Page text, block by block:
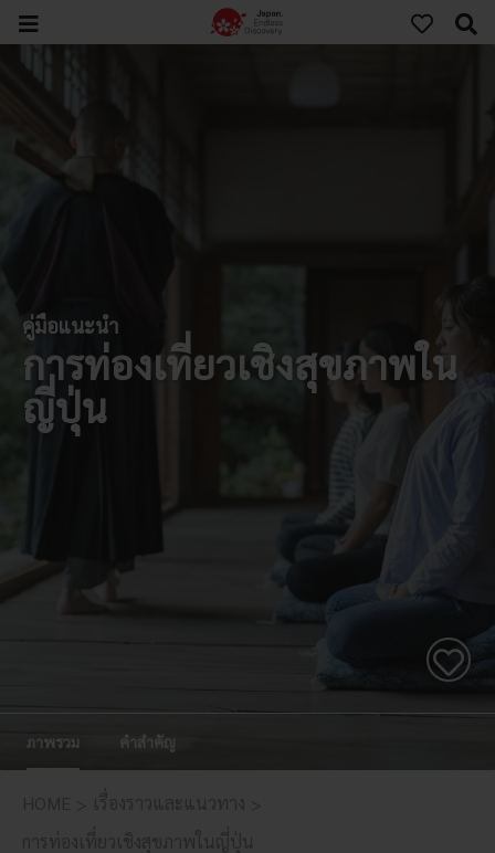
คู่มือแนะนำ
การท่องเที่ยวเชิงสุขภาพใน
ญี่ปุ่น
ภาพรวม คำสำคัญ